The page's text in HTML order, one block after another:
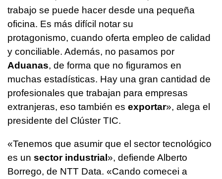
trabajo se puede hacer desde una pequeña
oficina. Es más difícil notar su
protagonismo, cuando oferta empleo de calidad
y conciliable. Además, no pasamos por
Aduanas, de forma que no figuramos en
muchas estadísticas. Hay una gran cantidad de
profesionales que trabajan para empresas
extranjeras, eso también es exportar», alega el
presidente del Clúster TIC.
«Tenemos que asumir que el sector tecnológico
es un sector industrial», defiende Alberto
Borrego, de NTT Data. «Cando comecei a